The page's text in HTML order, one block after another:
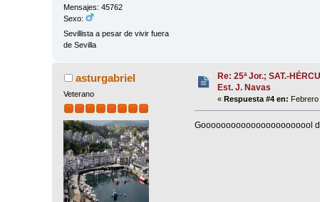
Mensajes: 45762
Sexo:
Sevillista a pesar de vivir fuera
de Sevilla
asturgabriel
Veterano
Re: 25ª Jor.; SAT.-
Est. J. Navas
«Respuesta #4 en:
Gooooooooooooooooooooool